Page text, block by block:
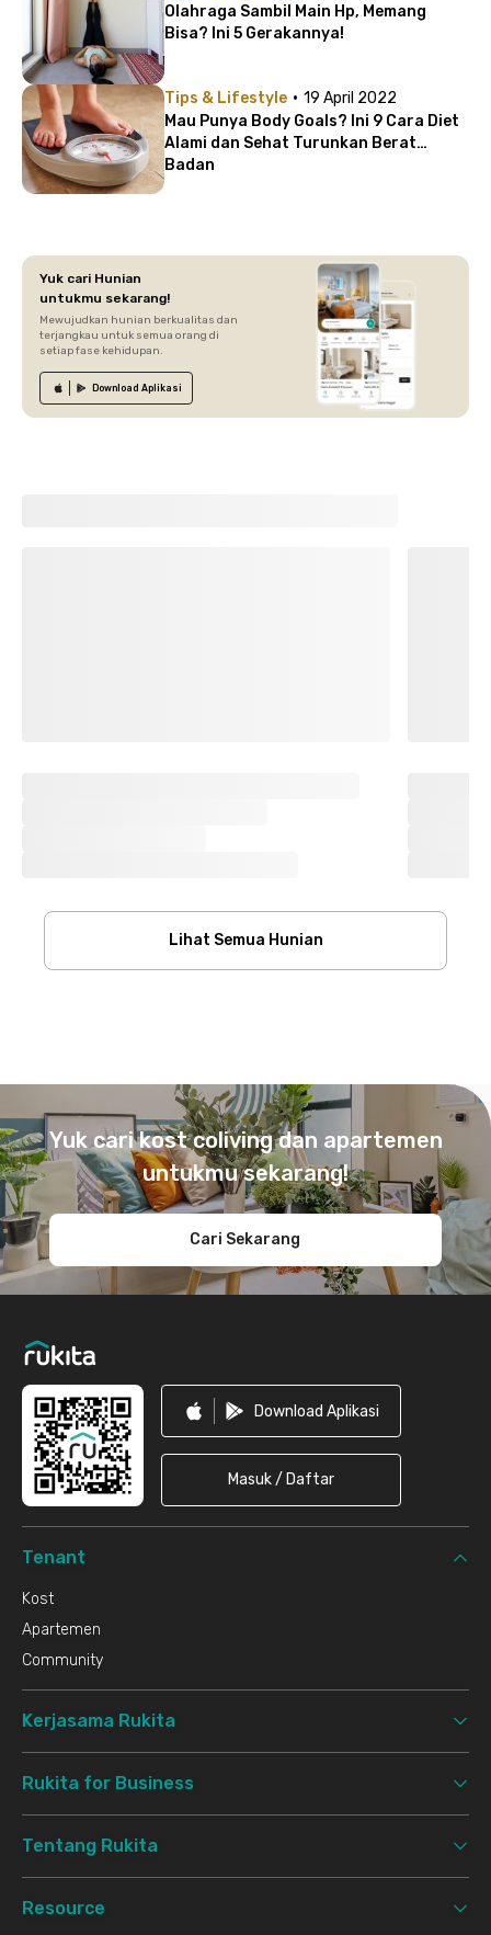
Olahraga Sambil Main Hp, Memang
Bisa? Ini 5 Gerakannya!
Tips & Lifestyle · 19 April 2022
Mau Punya Body Goals? Ini 9 Cara Diet
Alami dan Sehat Turunkan Berat
Badan
Yuk cari Hunian
untukmu sekarang!
Mewujudkan hunian berkualitas dan
terjangkau untuk semua orang di
setiap fase kehidupan.
Download Aplikasi
Lihat Semua Hunian
Yuk cari kost coliving dan apartemen
untukmu sekarang!
Cari Sekarang
Download Aplikasi
Masuk / Daftar
Tenant
Kost
Apartemen
Community
Kerjasama Rukita
Rukita for Business
Tentang Rukita
Resource